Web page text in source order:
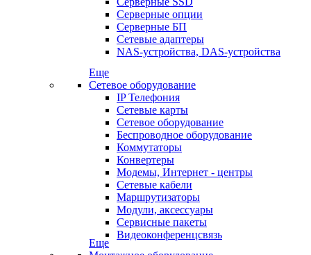
Серверные опции
Серверные БП
Сетевые адаптеры
NAS-устройства, DAS-устройства
Еще
Сетевое оборудование
IP Телефония
Сетевые карты
Сетевое оборудование
Беспроводное оборудование
Коммутаторы
Конвертеры
Модемы, Интернет - центры
Сетевые кабели
Маршрутизаторы
Модули, аксессуары
Сервисные пакеты
Видеоконференцсвязь
Еще